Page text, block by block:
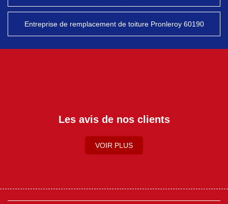
Entreprise de remplacement de toiture Pronleroy 60190
Les avis de nos clients
VOIR PLUS